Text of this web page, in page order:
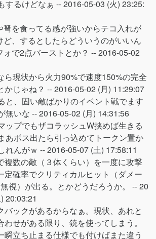
するけどなぁ --2016-05-03 (火) 23:25:
弩を食ってる感が強いからテコ入れが
ど、するとしたらどういうのがいいん
ォで2点バーストとか？ --2016-05-02
ら現状から火力90%で速度150%の完全
かじゃね？ --2016-05-02 (月) 11:29:07
と、固い敵ばかりのイベント戦でます
無いな --2016-05-02 (月) 14:31:56
ップでもザコラッシュW挟めば生きる
あボス出たら引っ込めてトークン置か
れんがｗ --2016-05-07 (土) 17:58:11
複数の敵（３体くらい）を一度に攻撃
定確率でクリティカルヒット（ダメー
視）が出る。とかどうだろうか。 --20
20:03:21
バックがあるからなぁ。現状、あれと
わせがある限り、銃を使ってしまう。
瞬立ち止まる仕様でも付けばまた違う